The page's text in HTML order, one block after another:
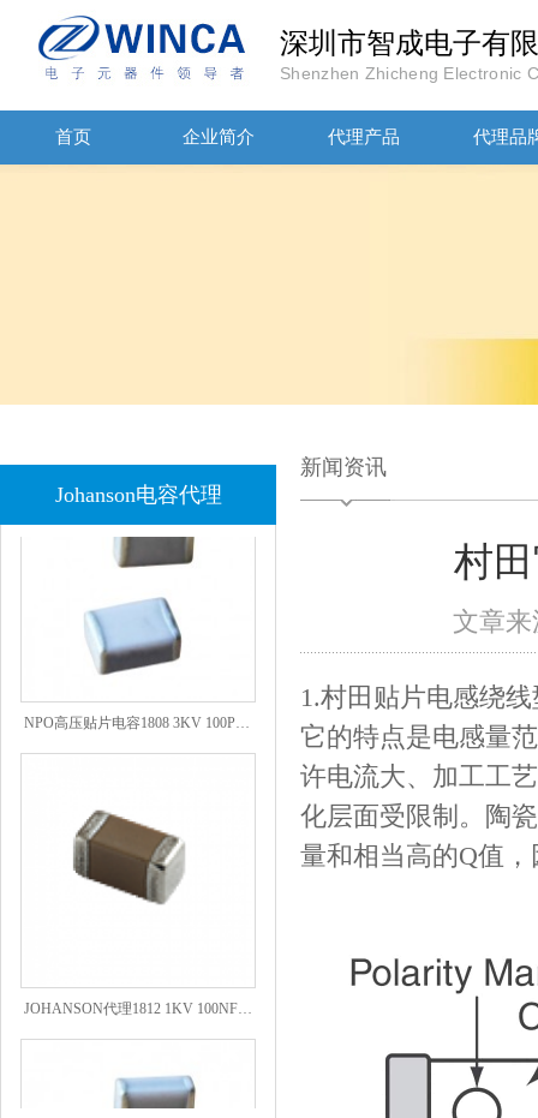
深圳市智成电子有
Shenzhen Zhicheng Electronic
首页 企业简介 代理产品 代理品
Johanson电容代理
1808 Y2 1NF安规贴片电容Johanson品牌
新闻资讯
村
文章
1.村田贴片电感绕线
它的特点是电感量
许电流大、加工工
化层面受限制。陶
量和相当高的Q值